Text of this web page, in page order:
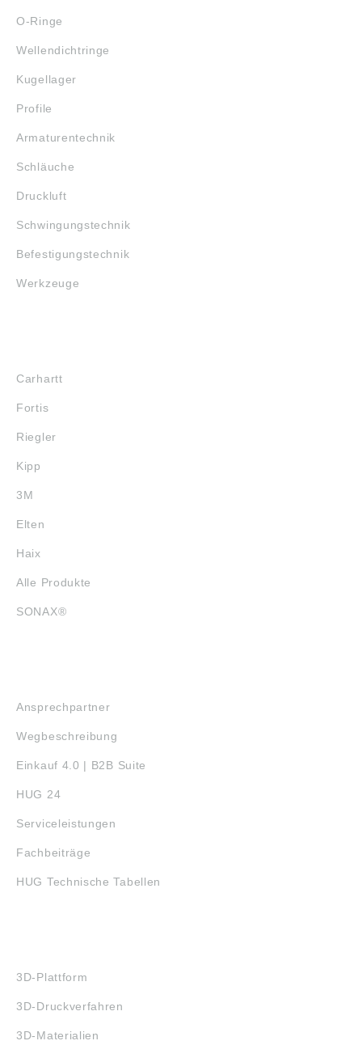
O-Ringe
Wellendichtringe
Kugellager
Profile
Armaturentechnik
Schläuche
Druckluft
Schwingungstechnik
Befestigungstechnik
Werkzeuge
Carhartt
Fortis
Riegler
Kipp
3M
Elten
Haix
Alle Produkte
SONAX®
Ansprechpartner
Wegbeschreibung
Einkauf 4.0 | B2B Suite
HUG 24
Serviceleistungen
Fachbeiträge
HUG Technische Tabellen
3D-Plattform
3D-Druckverfahren
3D-Materialien